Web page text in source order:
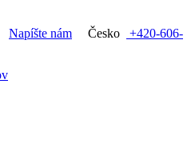
Napíšte nám Česko
+420-606-